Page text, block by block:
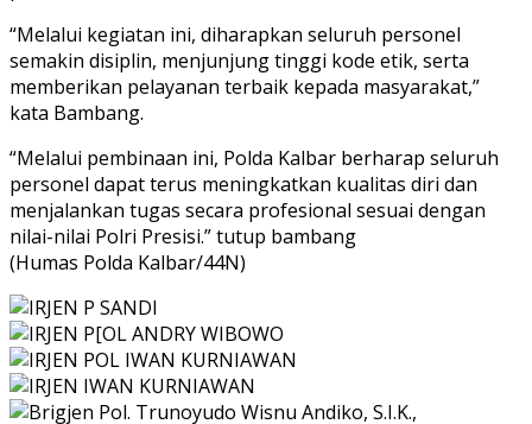
“Melalui kegiatan ini, diharapkan seluruh personel
semakin disiplin, menjunjung tinggi kode etik, serta
memberikan pelayanan terbaik kepada masyarakat,”
kata Bambang.
“Melalui pembinaan ini, Polda Kalbar berharap seluruh
personel dapat terus meningkatkan kualitas diri dan
menjalankan tugas secara profesional sesuai dengan
nilai-nilai Polri Presisi.” tutup bambang
(Humas Polda Kalbar/44N)